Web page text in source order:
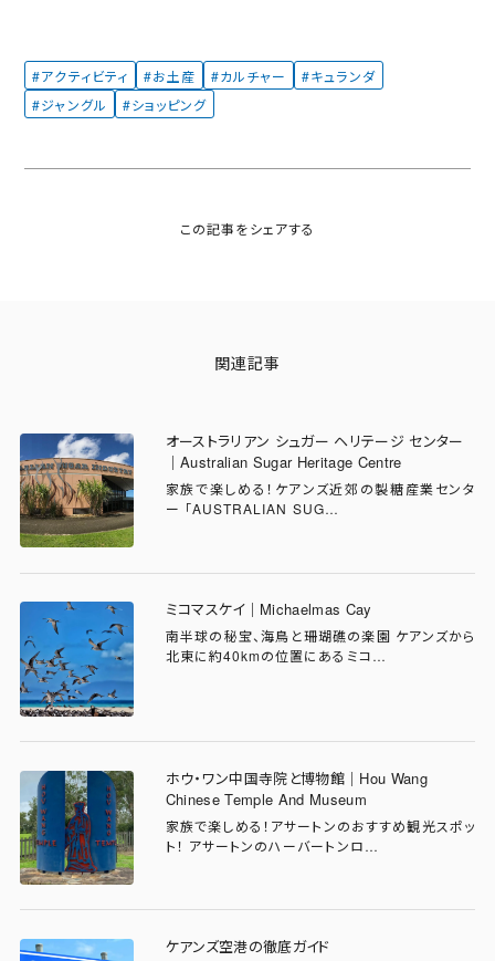
#アクティビティ #お土産 #カルチャー
#キュランダ
#ジャングル
#ショッピング
関連記事
オーストラリアン シュガー ヘリテージ センター
｜Australian Sugar Heritage Centre
家族で楽しめる！ケアンズ近郊の製糖産業センタ
ー 「AUSTRALIAN SUG…
ミコマスケイ｜Michaelmas Cay
南半球の秘宝、海鳥と珊瑚礁の楽園 ケアンズから
北東に約40kmの位置にあるミコ…
ホウ・ワン中国寺院と博物館｜Hou Wang
Chinese Temple And Museum
家族で楽しめる！アサートンのおすすめ観光スポッ
ト！ アサートンのハーバートンロ…
ケアンズ空港の徹底ガイド